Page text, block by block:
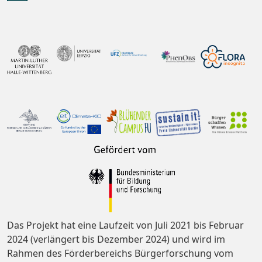
Das Projekt hat eine Laufzeit von Juli 2021 bis Februar
2024 (verlängert bis Dezember 2024) und wird im
Rahmen des Förderbereichs Bürgerforschung vom